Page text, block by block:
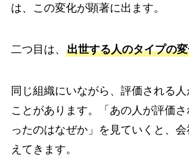
は、この変化が顕著に出ます。
二つ目は、 出世する人のタイプの
同じ組織にいながら、評価される
ことがあります。「あの人が評価
ったのはなぜか」を見ていくと、
えてきます。